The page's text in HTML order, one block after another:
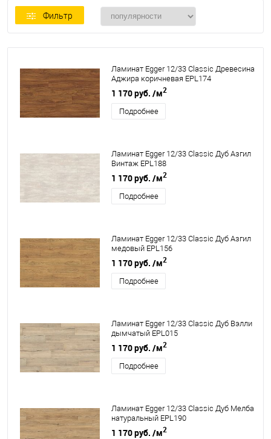
Фильтр
Ламинат Egger 12/33 Classic Древесина
Аджира коричневая EPL174
1 170 руб. /м2
Подробнее
Ламинат Egger 12/33 Classic Дуб Азгил
Винтаж EPL188
1 170 руб. /м2
Подробнее
Ламинат Egger 12/33 Classic Дуб Азгил
медовый EPL156
1 170 руб. /м2
Подробнее
Ламинат Egger 12/33 Classic Дуб Вэлли
дымчатый EPL015
1 170 руб. /м2
Подробнее
Ламинат Egger 12/33 Classic Дуб Мелба
натуральный EPL190
1 170 руб. /м2